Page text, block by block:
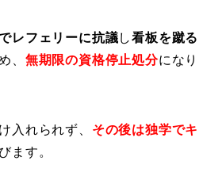
レフェリーに抗議し看板を蹴る
、 無期限の資格停止処分になり
入れられず、 その後は独学でキ
ます。